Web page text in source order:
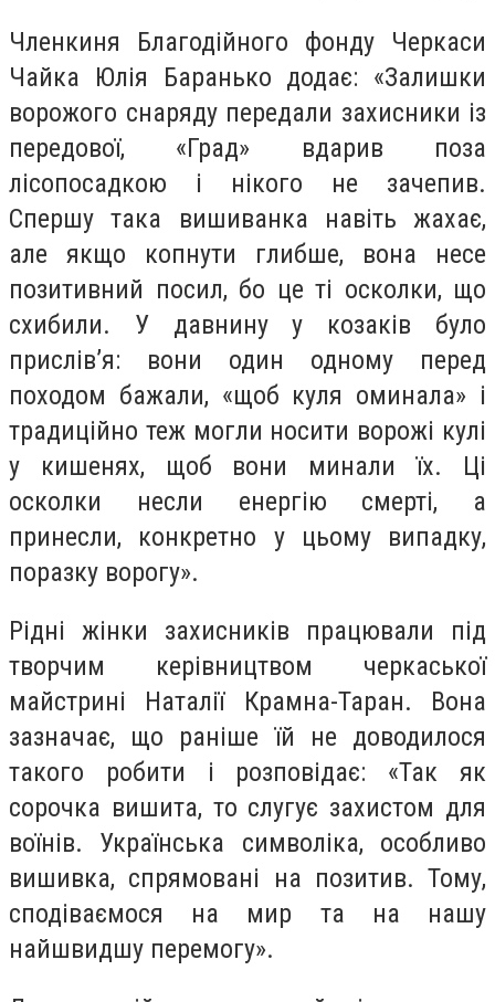
Членкиня Благодійного фонду Черкаси
Чайка Юлія Баранько додає: «Залишки
ворожого снаряду передали захисники із
передової, «Град» вдарив поза
лісопосадкою і нікого не зачепив.
Спершу така вишиванка навіть жахає,
але якщо копнути глибше, вона несе
позитивний посил, бо це ті осколки, що
схибили. У давнину у козаків було
прислів’я: вони один одному перед
походом бажали, «щоб куля оминала» і
традиційно теж могли носити ворожі кулі
у кишенях, щоб вони минали їх. Ці
осколки несли енергію смерті, а
принесли, конкретно у цьому випадку,
поразку ворогу».
Рідні жінки захисників працювали під
творчим керівництвом черкаської
майстрині Наталії Крамна-Таран. Вона
зазначає, що раніше їй не доводилося
такого робити і розповідає: «Так як
сорочка вишита, то слугує захистом для
воїнів. Українська символіка, особливо
вишивка, спрямовані на позитив. Тому,
сподіваємося на мир та на нашу
найшвидшу перемогу».